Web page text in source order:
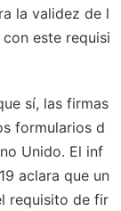
la validez de l
este requisi
sí, las firmas
formularios d
Unido. El inf
aclara que un
requisito de fir